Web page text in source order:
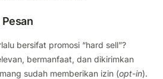
bersifat promosi “hard sell”?
bermanfaat, dan dikirimkan
sudah memberikan izin (opt-in).